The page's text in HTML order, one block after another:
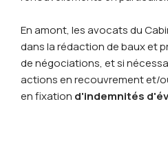
En amont, les avocats du
dans la rédaction de baux et
de négociations, et si
actions en recouvrement et/
en fixation d'indemnités